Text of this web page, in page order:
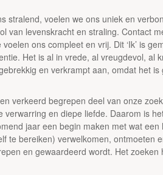
stralend, voelen we ons uniek en
van levenskracht en straling. Contact
ons compleet en vrij. Dit ‘Ik’ is
Het is al in vrede, al vreugdevol, al
en verkrampt aan, omdat het
verkeerd begrepen deel van onze
en diepe liefde. Daarom is
jaar een begin maken met wat
te bereiken) verwelkomen, ontmoeten
en gewaardeerd wordt. Het